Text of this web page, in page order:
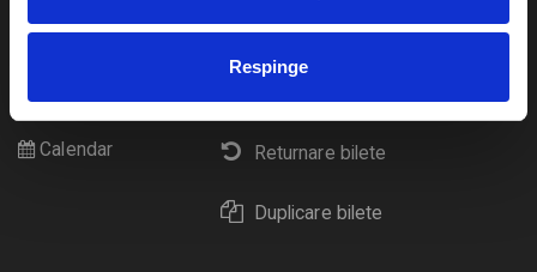
Respinge
eBilet printat acasa
Returnare bilete
Duplicare bilete
Pentru copii
Diverse
Calendar